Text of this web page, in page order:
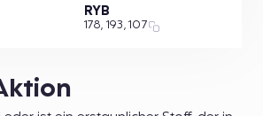
RYB
178, 193, 107